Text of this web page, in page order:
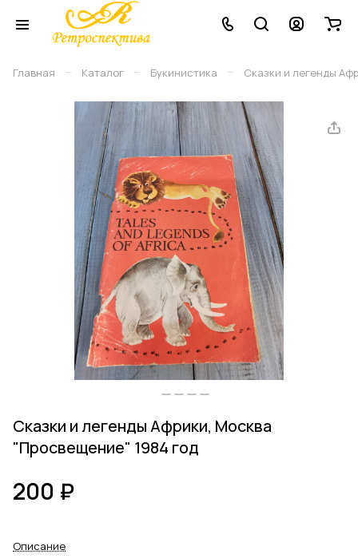
Главная – Каталог – Букинистика – Сказки и легенды
Сказки и легенды Африки, Москва
"Просвещение" 1984 год
200 ₽
Описание